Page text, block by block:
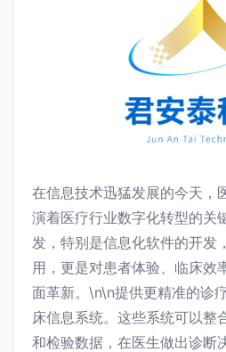
在信息技术迅猛发展的今天，
演着医疗行业数字化转型的关
发，特别是信息化软件的开发
用，更是对患者体验、临床效
面革新。\n\n提供更精准的诊
床信息系统。这些系统可以整
和检验数据，在医生做出诊断